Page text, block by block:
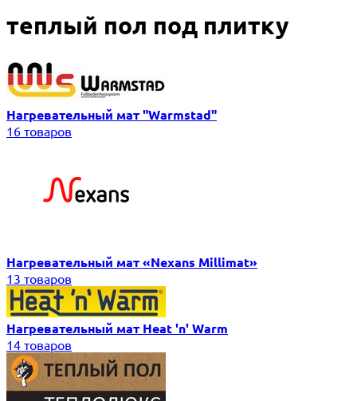
теплый пол под плитку
Нагревательный мат "Warmstad"
16 товаров
Нагревательный мат «Nexans Millimat»
13 товаров
Нагревательный мат Heat 'n' Warm
14 товаров